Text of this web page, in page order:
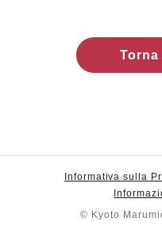
Torna
Informativa sulla
© Kyoto